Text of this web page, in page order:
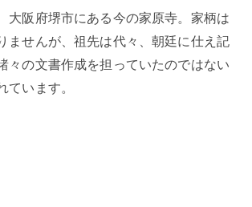
大阪府堺市にある今の家原寺。家柄は
ませんが、祖先は代々、朝廷に仕え記
々の文書作成を担っていたのではない
ています。